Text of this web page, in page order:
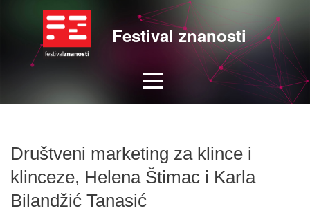
Festival znanosti
Društveni marketing za klince i
klinceze, Helena Štimac i Karla
Bilandžić Tanasić